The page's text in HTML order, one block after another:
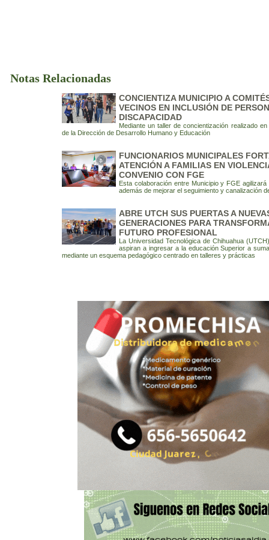
Notas Relacionadas
CONCIENTIZA MUNICIPIO A
VECINOS EN INCLUSIÓN DE
DISCAPACIDAD
Mediante un taller de concientización realizado
de la Dirección de Desarrollo Humano y Educación
FUNCIONARIOS MUNICIPALES
ATENCIÓN A FAMILIAS EN
CONVENIO CON FGE
Esta colaboración entre Municipio y FGE agilizará
además de mejorar el seguimiento y canalización
ABRE UTCH SUS PUERTAS A
GENERACIONES PARA
FUTURO PROFESIONAL
La Universidad Tecnológica de Chihuahua
aspiran a ingresar a la educación Superior a
mediante un esquema pedagógico centrado en talleres y prácticas